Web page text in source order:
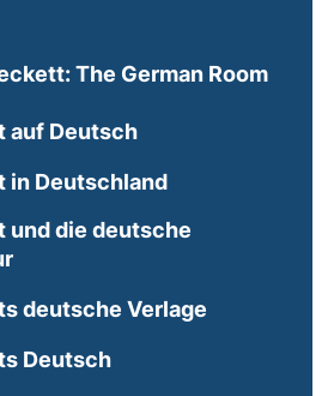
The German Room
auf Deutsch
in Deutschland
und die deutsche
deutsche Verlage
Deutsch